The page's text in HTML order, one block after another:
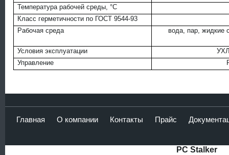
Температура рабочей среды, °С
Класс герметичности по ГОСТ 9544-93
Рабочая среда
вода, пар, жидкие
Условия эксплуатации
Управление
Главная О компании Контакты Прайс
PC Stalker